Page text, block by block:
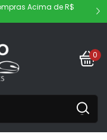
em Curitiba!
0